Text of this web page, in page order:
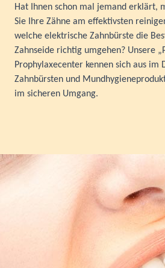
Hat Ihnen schon mal jemand erklärt,
Sie Ihre Zähne am effektivsten
welche elektrische Zahnbürste die
Zahnseide richtig umgehen? Unsere
Prophylaxecenter kennen sich aus im
Zahnbürsten und
im sicheren Umgang.